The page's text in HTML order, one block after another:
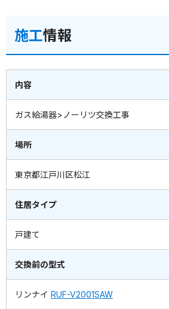
施工情報
内容
ガス給湯器>ノーリツ交換工事
場所
東京都江戸川区松江
住居タイプ
戸建て
交換前の型式
リンナイ RUF-V2001SAW